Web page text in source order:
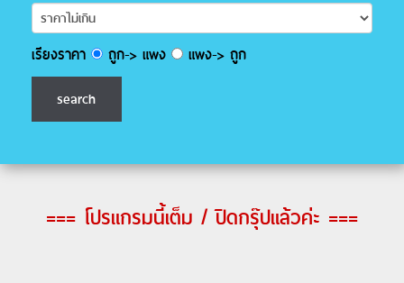
เรียงราคา ถูก-> แพง แพง-> ถูก
=== โปรแกรมนี้เต็ม / ปิดกรุ๊ปแล้วค่ะ ===